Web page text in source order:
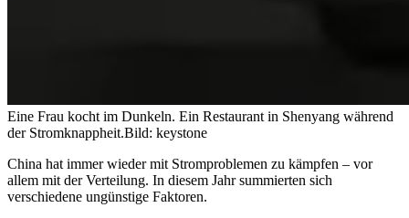
Eine Frau kocht im Dunkeln. Ein Restaurant in Shenyang während
der Stromknappheit.Bild: keystone
China hat immer wieder mit Stromproblemen zu kämpfen – vor
allem mit der Verteilung. In diesem Jahr summierten sich
verschiedene ungünstige Faktoren.